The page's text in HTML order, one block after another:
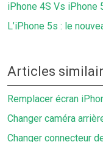
iPhone 4S Vs iPhone
L’iPhone 5s : le
Articles
Remplacer écran
Changer caméra
Changer connecteur